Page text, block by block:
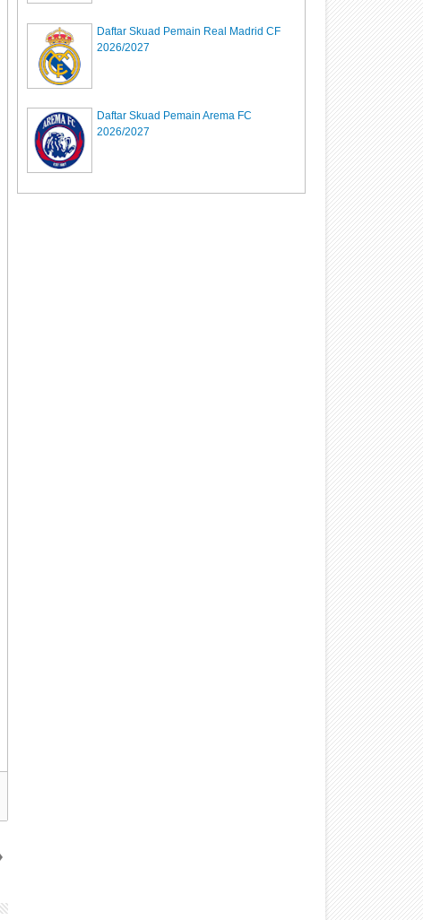
Daftar Skuad Pemain Real Madrid CF
2026/2027
Daftar Skuad Pemain Arema FC
2026/2027